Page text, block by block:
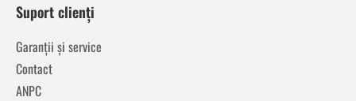
Suport clienți
Garanții și service
Contact
ANPC